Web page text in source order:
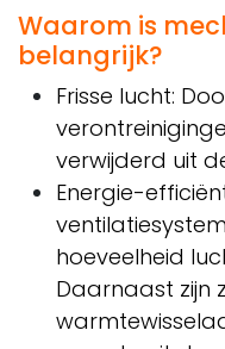
Waarom is
belangrijk?
Frisse lucht:
verwijderd uit
Energie-
hoeveelheid
Daarnaast zijn